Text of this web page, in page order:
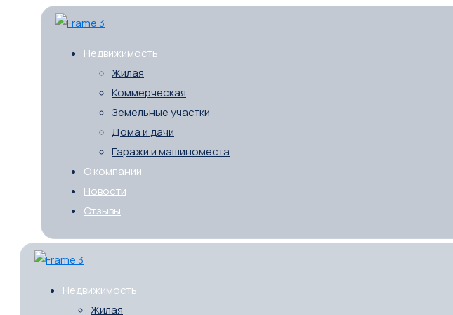
Недвижимость
Жилая
Коммерческая
Земельные участки
Дома и дачи
Гаражи и машиноместа
О компании
Новости
Отзывы
Недвижимость
Жилая